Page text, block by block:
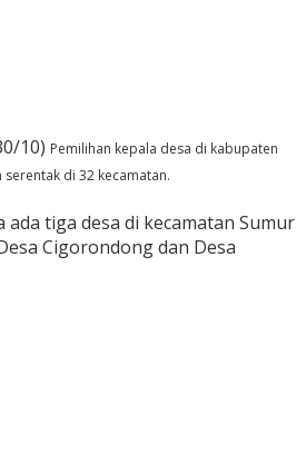
10) Pemilihan kepala desa di kabupaten
di 32 kecamatan.
tiga desa di kecamatan Sumur
Cigorondong dan Desa